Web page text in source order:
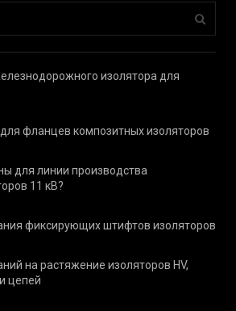
изолятора для
фланцев композитных изоляторов
для линии производства
11 кВ?
фиксирующих штифтов изоляторов
на растяжение изоляторов HV,
цепей